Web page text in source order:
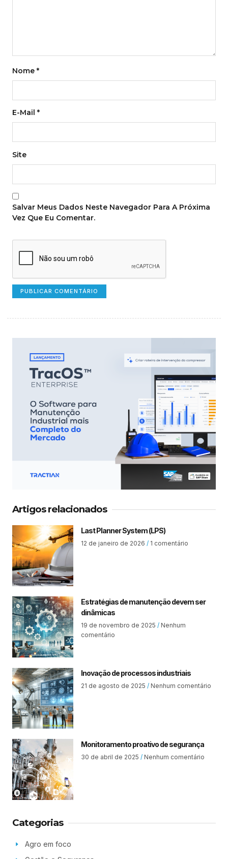
Nome *
E-Mail *
Site
Salvar Meus Dados Neste Navegador Para A Próxima
Vez Que Eu Comentar.
Artigos relacionados
Last Planner System (LPS)
12 de janeiro de 2026 1 comentário
Estratégias de manutenção devem ser
dinâmicas
19 de novembro de 2025
Nenhum
comentário
Inovação de processos industriais
21 de agosto de 2025 Nenhum comentário
Monitoramento proativo de segurança
30 de abril de 2025 Nenhum comentário
Categorias
Agro em foco